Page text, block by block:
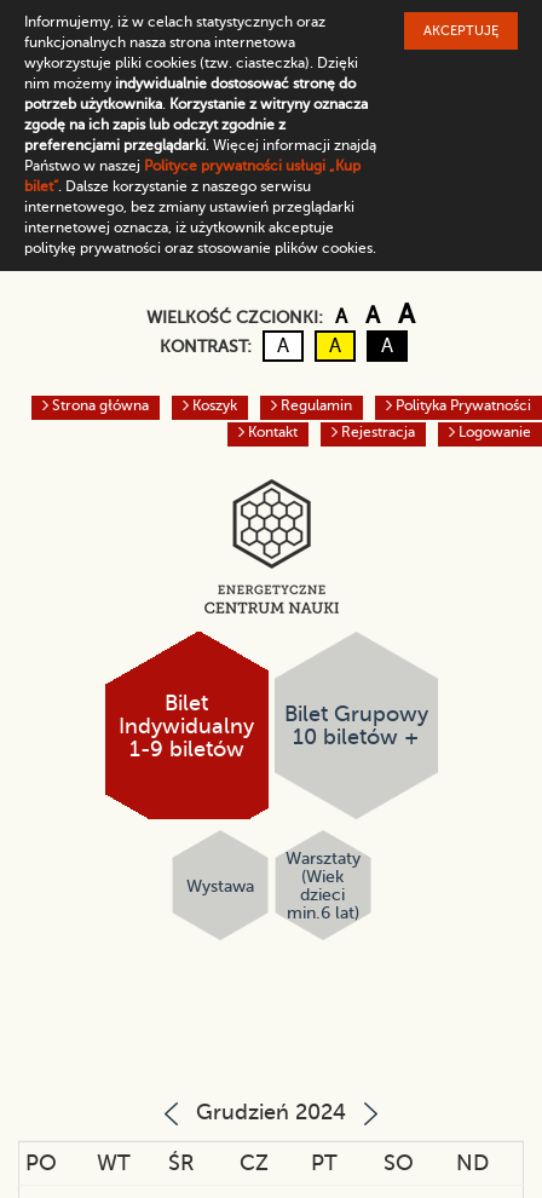
Informujemy, iż w celach statystycznych oraz
funkcjonalnych nasza strona internetowa
wykorzystuje pliki cookies (tzw. ciasteczka). Dzięki
nim możemy indywidualnie dostosować stronę do
potrzeb użytkownika. Korzystanie z witryny oznacza
zgodę na ich zapis lub odczyt zgodnie z
preferencjami przeglądarki. Więcej informacji znajdą
Państwo w naszej Polityce prywatności usługi „Kup
bilet”. Dalsze korzystanie z naszego serwisu
internetowego, bez zmiany ustawień przeglądarki
internetowej oznacza, iż użytkownik akceptuje
politykę prywatności oraz stosowanie plików cookies.
AKCEPTUJĘ
WIELKOŚĆ CZCIONKI: A Domyślny rozmiar
AWiększa
A
KONTRAST: AKontrast domyślny
ACzarny tekst na
ABiały tekst na
Strona główna Koszyk Regulamin
Polityka Prywatności
Kontakt
Rejestracja Logowanie
Bilet
Indywidualny
1-9 biletów
Bilet Grupowy
10 biletów +
Wystawa
Warsztaty
(Wiek
dzieci
min.6 lat)
Grudzień 2024
PO WT ŚR CZ PT SO ND